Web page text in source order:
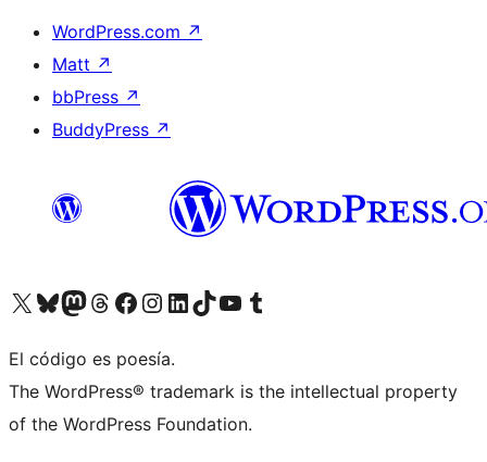
WordPress.com ↗
Matt ↗
bbPress ↗
BuddyPress ↗
Visita nuestra cuenta de X (anteriormente Twitter)
Visita nuestra cuenta de Bluesky
Visita nuestra cuenta de Mastodon
Visita nuestra cuenta de Threads
Visita nuestra página de Facebook
Visita nuestra cuenta de Instagram
Visita nuestra cuenta de LinkedIn
Visita nuestra cuenta de TikTok
Visita nuestro canal de YouTube
Visita nuestra cuenta de Tumblr
El código es poesía.
The WordPress® trademark is the intellectual property
of the WordPress Foundation.